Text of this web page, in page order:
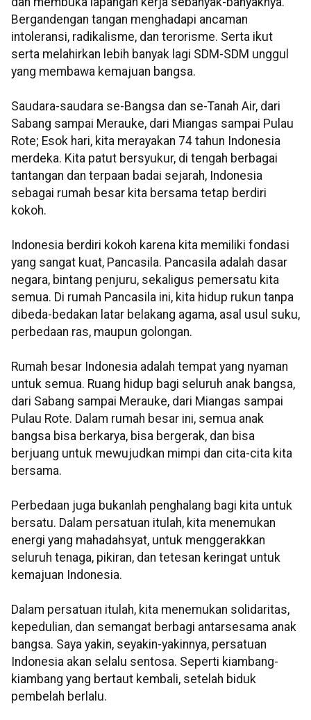
Bergandengan tangan menghadapi ancaman
intoleransi, radikalisme, dan terorisme. Serta ikut
serta melahirkan lebih banyak lagi SDM-SDM unggul
yang membawa kemajuan bangsa.
Saudara-saudara se-Bangsa dan se-Tanah Air, dari
Sabang sampai Merauke, dari Miangas sampai Pulau
Rote; Esok hari, kita merayakan 74 tahun Indonesia
merdeka. Kita patut bersyukur, di tengah berbagai
tantangan dan terpaan badai sejarah, Indonesia
sebagai rumah besar kita bersama tetap berdiri
kokoh.
Indonesia berdiri kokoh karena kita memiliki fondasi
yang sangat kuat, Pancasila. Pancasila adalah dasar
negara, bintang penjuru, sekaligus pemersatu kita
semua. Di rumah Pancasila ini, kita hidup rukun tanpa
dibeda-bedakan latar belakang agama, asal usul suku,
perbedaan ras, maupun golongan.
Rumah besar Indonesia adalah tempat yang nyaman
untuk semua. Ruang hidup bagi seluruh anak bangsa,
dari Sabang sampai Merauke, dari Miangas sampai
Pulau Rote. Dalam rumah besar ini, semua anak
bangsa bisa berkarya, bisa bergerak, dan bisa
berjuang untuk mewujudkan mimpi dan cita-cita kita
bersama.
Perbedaan juga bukanlah penghalang bagi kita untuk
bersatu. Dalam persatuan itulah, kita menemukan
energi yang mahadahsyat, untuk menggerakkan
seluruh tenaga, pikiran, dan tetesan keringat untuk
kemajuan Indonesia.
Dalam persatuan itulah, kita menemukan solidaritas,
kepedulian, dan semangat berbagi antarsesama anak
bangsa. Saya yakin, seyakin-yakinnya, persatuan
Indonesia akan selalu sentosa. Seperti kiambang-
kiambang yang bertaut kembali, setelah biduk
pembelah berlalu.